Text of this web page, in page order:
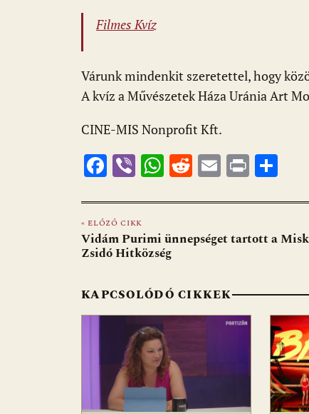
Filmes Kvíz
Várunk mindenkit szeretettel, hogy
A kvíz a Művészetek Háza Uránia Art
CINE-MIS Nonprofit Kft.
F
e
b
o
k
Vi
er
W
at
s
A
p
p
R
d
di
E
ai
l
Pr
t za
m
« ELŐZŐ CIKK
Vidám Purimi ünnepséget tartott a
Zsidó Hitközség
KAPCSOLÓDÓ CIKKEK